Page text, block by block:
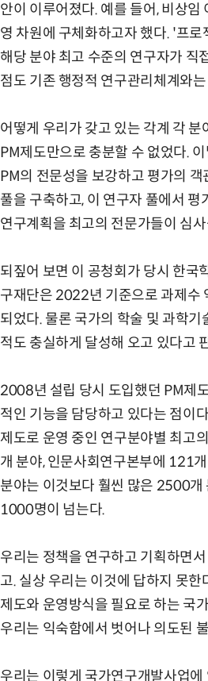
안이 이루어졌다. 예를 들어, 비상
영 차원에 구체화하고자 했다. '프
해당 분야 최고 수준의 연구자가 직
점도 기존 행정적 연구관리체계와
어떻게 우리가 갖고 있는 각계 각
PM제도만으로 충분할 수 없었다.
PM의 전문성을 보강하고 평가의
풀을 구축하고, 이 연구자 풀에서
연구계획을 최고의 전문가들이 심
되짚어 보면 이 공청회가 당시 한국
구재단은 2022년 기준으로 과제수
되었다. 물론 국가의 학술 및 과학
적도 충실하게 달성해 오고 있다고
2008년 설립 당시 도입했던 PM제
적인 기능을 담당하고 있다는 점이
제도로 운영 중인 연구분야별 최고
개 분야, 인문사회연구본부에 121
분야는 이것보다 훨씬 많은 2500개
1000명이 넘는다.
우리는 정책을 연구하고 기획하면
고. 실상 우리는 이것에 답하지 못
제도와 운영방식을 필요로 하는 국
우리는 익숙함에서 벗어나 의도된
우리는 이렇게 국가연구개발사업